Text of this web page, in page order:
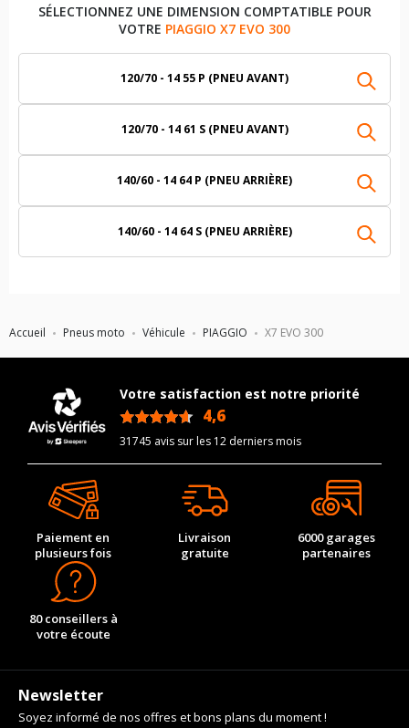
Accueil Pneus moto Véhicule PIAGGIO X7 EVO 300
SÉLECTIONNEZ UNE DIMENSION COMPTATIBLE POUR
VOTRE PIAGGIO X7 EVO 300
120/70 - 14 55 P (PNEU AVANT)
120/70 - 14 61 S (PNEU AVANT)
140/60 - 14 64 P (PNEU ARRIÈRE)
140/60 - 14 64 S (PNEU ARRIÈRE)
Votre satisfaction est notre priorité
4,6
31745 avis sur les 12 derniers mois
Paiement en
plusieurs fois
Livraison
gratuite
6000 garages
partenaires
80 conseillers à
votre écoute
Newsletter
Soyez informé de nos offres et bons plans du moment !